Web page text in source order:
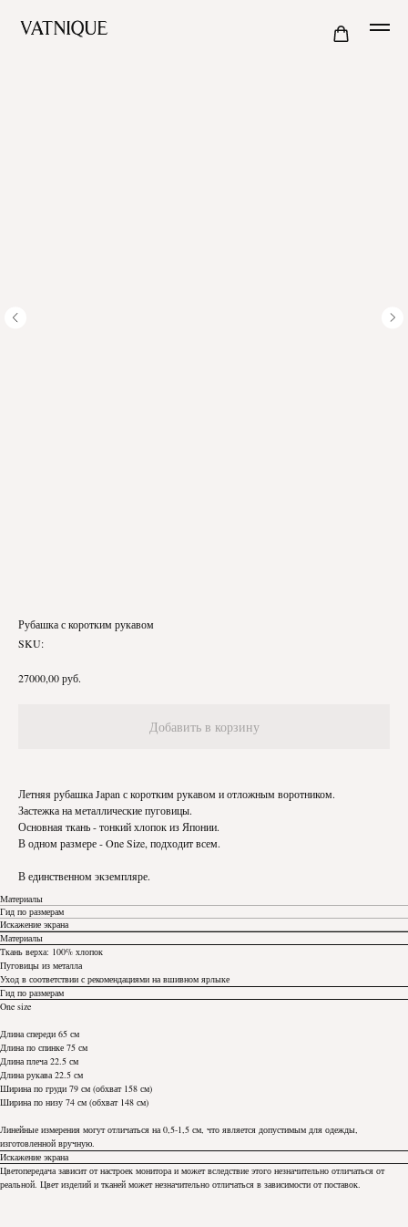
Рубашка с коротким рукавом
SKU:
27000,00руб.
Добавить в корзину
Летняя рубашка Japan с коротким рукавом и отложным воротником.
Застежка на металлические пуговицы.
Основная ткань - тонкий хлопок из Японии.
В одном размере - One Size, подходит всем.
В единственном экземпляре.
Материалы
Гид по размерам
Искажение экрана
Материалы
Ткань верха: 100% хлопок
Пуговицы из металла
Уход в соответствии с рекомендациями на вшивном ярлыке
Гид по размерам
One size
Длина спереди 65 см
Длина по спинке 75 см
Длина плеча 22.5 см
Длина рукава 22.5 см
Ширина по груди 79 см (обхват 158 см)
Ширина по низу 74 см (обхват 148 см)
Линейные измерения могут отличаться на 0,5-1,5 см, что является допустимым для одежды,
изготовленной вручную.
Искажение экрана
Цветопередача зависит от настроек монитора и может вследствие этого незначительно отличаться от
реальной. Цвет изделий и тканей может незначительно отличаться в зависимости от поставок.